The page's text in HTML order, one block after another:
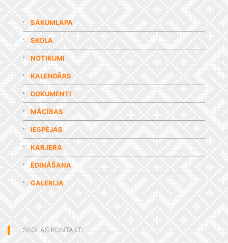
SĀKUMLAPA
SKOLA
NOTIKUMI
KALENDĀRS
DOKUMENTI
MĀCĪBAS
IESPĒJAS
KARJERA
ĒDINĀŠANA
GALERIJA
SKOLAS KONTAKTI